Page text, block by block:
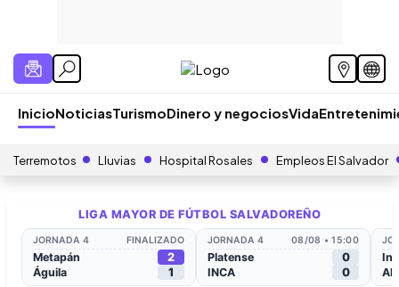
InicioNoticiasTurismoDinero y negociosVida
Terremotos Lluvias Hospital Rosales Empleos El Salvador